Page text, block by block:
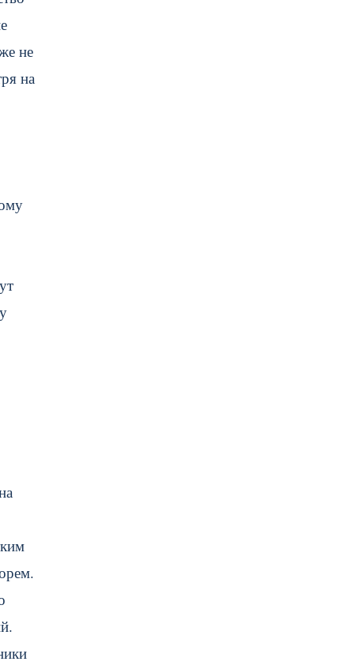
не
на